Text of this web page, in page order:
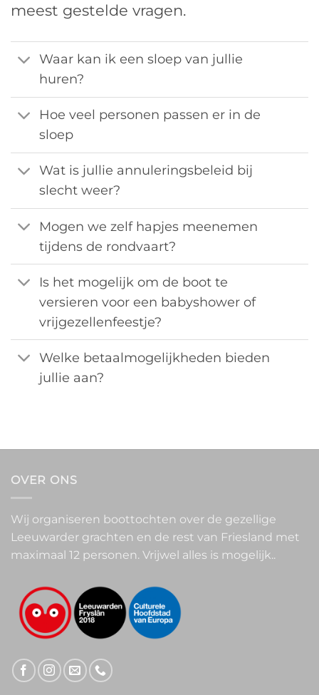
meest gestelde vragen.
Waar kan ik een sloep van jullie
huren?
Hoe veel personen passen er in de
sloep
Wat is jullie annuleringsbeleid bij
slecht weer?
Mogen we zelf hapjes meenemen
tijdens de rondvaart?
Is het mogelijk om de boot te
versieren voor een babyshower of
vrijgezellenfeestje?
Welke betaalmogelijkheden bieden
jullie aan?
OVER ONS
Wij organiseren boottochten over de gezellige
Leeuwarder grachten en de rest van Friesland met
maximaal 12 personen. Vrijwel alles is mogelijk..